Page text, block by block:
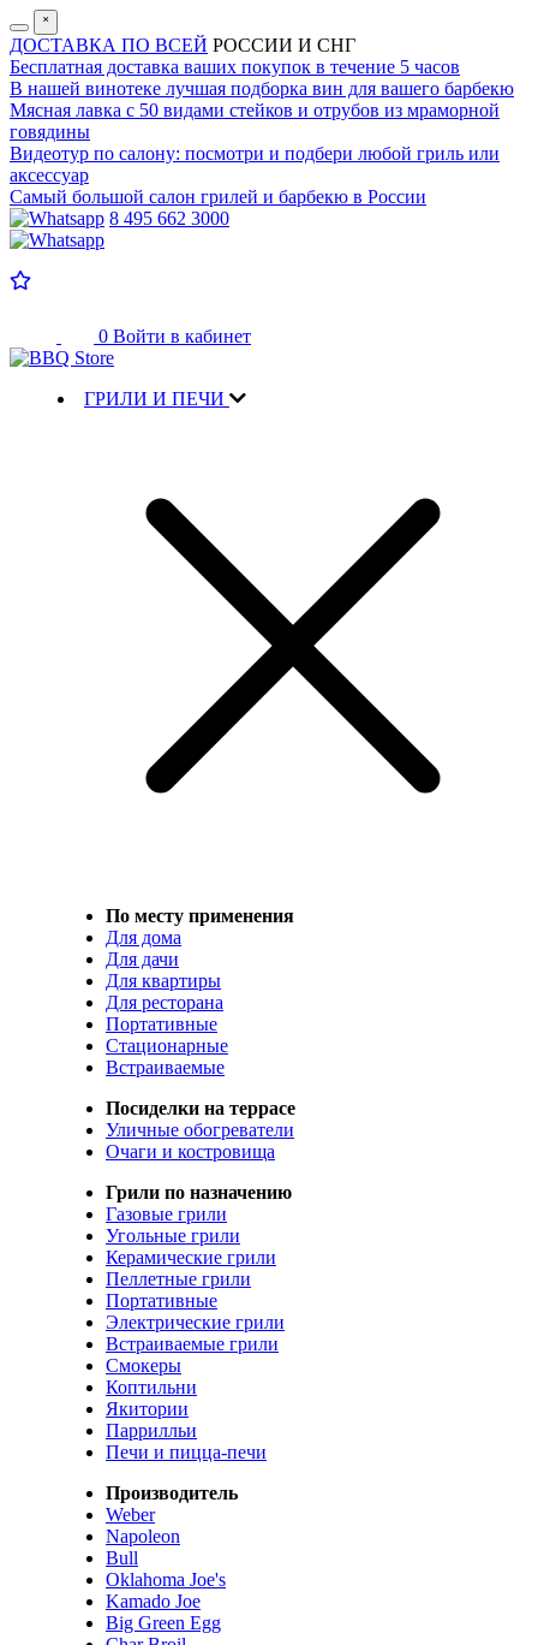
˟
ДОСТАВКА ПО ВСЕЙ РОССИИ И СНГ
Бесплатная доставка ваших покупок в течение 5 часов
В нашей винотеке лучшая подборка вин для вашего барбекю
Мясная лавка с 50 видами стейков и отрубов из мраморной
говядины
Видеотур по салону: посмотри и подбери любой гриль или
аксессуар
Самый большой салон грилей и барбекю в России
8 495 662 3000
0 Войти в кабинет
ГРИЛИ И ПЕЧИ
По месту применения
Для дома
Для дачи
Для квартиры
Для ресторана
Портативные
Стационарные
Встраиваемые
Посиделки на террасе
Уличные обогреватели
Очаги и костровища
Грили по назначению
Газовые грили
Угольные грили
Керамические грили
Пеллетные грили
Портативные
Электрические грили
Встраиваемые грили
Смокеры
Коптильни
Якитории
Паррилльи
Печи и пицца-печи
Производитель
Weber
Napoleon
Bull
Oklahoma Joe's
Kamado Joe
Big Green Egg